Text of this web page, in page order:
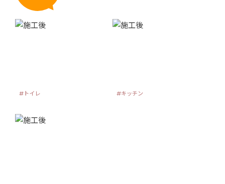
#トイレ #キッチン